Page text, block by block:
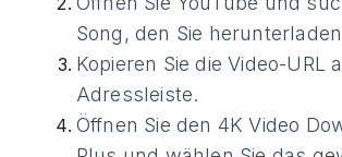
Song, den Sie
Kopieren Sie die Video-URL
Adressleiste.
Öffnen Sie den 4K Video